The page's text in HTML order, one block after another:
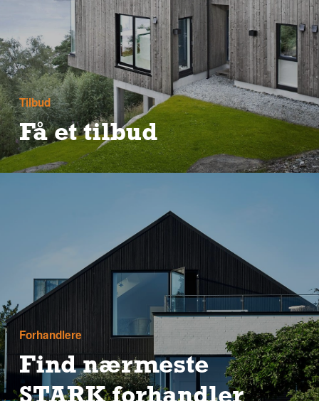
Tilbud
Få et tilbud
Har du et byggeprojekt, du gerne vil have
Forhandlere
Find nærmeste